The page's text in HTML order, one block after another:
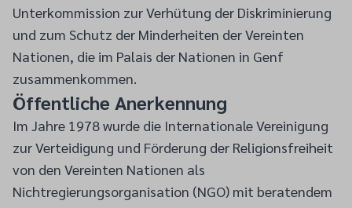
Unterkommission zur Verhütung der Diskriminierung
und zum Schutz der Minderheiten der Vereinten
Nationen, die im Palais der Nationen in Genf
zusammenkommen.
Öffentliche Anerkennung
Im Jahre 1978 wurde die Internationale Vereinigung
zur Verteidigung und Förderung der Religionsfreiheit
von den Vereinten Nationen als
Nichtregierungsorganisation (NGO) mit beratendem